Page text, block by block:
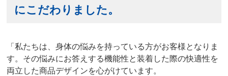
にこだわりました。
「私たちは、身体の悩みを持っている方がお客様となりま
す。その悩みにお答えする機能性と装着した際の快適性を
両立した商品デザインを心がけています。